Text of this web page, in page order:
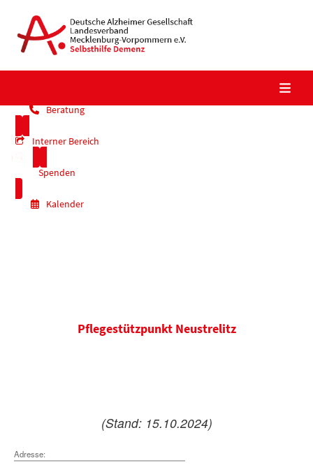
content
Beratung
Interner Bereich
Spenden
Kalender
Pflegestützpunkt Neustrelitz
(Stand: 15.10.2024)
Adresse: